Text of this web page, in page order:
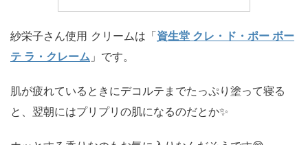
紗栄子さん使用 クリームは「資生堂 クレ・ド・ポー ボー
テ ラ・クレーム 」です。
肌が疲れているときにデコルテまでたっぷり塗って寝る
と、翌朝にはプリプリの肌になるのだとか✨